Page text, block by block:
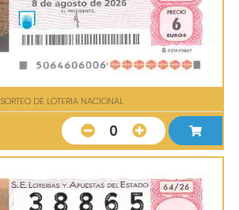
SORTEO DE LOTERIA NACIONAL
0